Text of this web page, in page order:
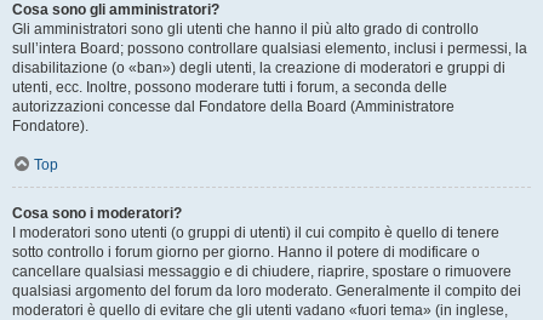
Cosa sono gli amministratori?
Gli amministratori sono gli utenti che hanno il più alto grado di controllo
sull’intera Board; possono controllare qualsiasi elemento, inclusi i permessi, la
disabilitazione (o «ban») degli utenti, la creazione di moderatori e gruppi di
utenti, ecc. Inoltre, possono moderare tutti i forum, a seconda delle
autorizzazioni concesse dal Fondatore della Board (Amministratore
Fondatore).
Top
Cosa sono i moderatori?
I moderatori sono utenti (o gruppi di utenti) il cui compito è quello di tenere
sotto controllo i forum giorno per giorno. Hanno il potere di modificare o
cancellare qualsiasi messaggio e di chiudere, riaprire, spostare o rimuovere
qualsiasi argomento del forum da loro moderato. Generalmente il compito dei
moderatori è quello di evitare che gli utenti vadano «fuori tema» (in inglese,